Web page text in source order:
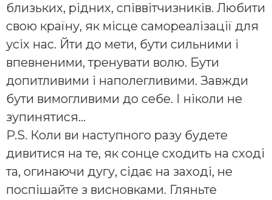
близьких, рідних, співвітчизників. Любити
свою країну, як місце самореалізації для
усіх нас. Йти до мети, бути сильними і
впевненими, тренувати волю. Бути
допитливими і наполегливими. Завжди
бути вимогливими до себе. І ніколи не
зупинятися…
P.S. Коли ви наступного разу будете
дивитися на те, як сонце сходить на сході
та, огинаючи дугу, сідає на заході, не
поспішайте з висновками. Гляньте